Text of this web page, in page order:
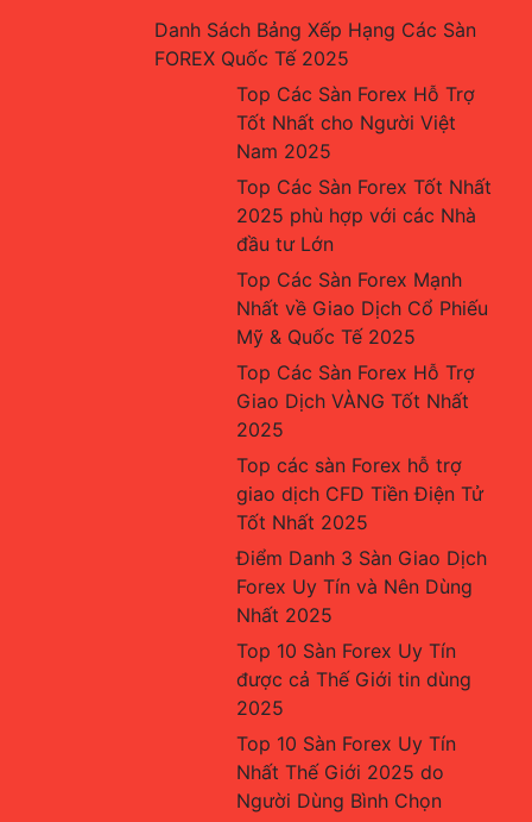
Danh Sách Bảng Xếp Hạng Các Sàn
FOREX Quốc Tế 2025
Top Các Sàn Forex Hỗ Trợ
Tốt Nhất cho Người Việt
Nam 2025
Top Các Sàn Forex Tốt Nhất
2025 phù hợp với các Nhà
đầu tư Lớn
Top Các Sàn Forex Mạnh
Nhất về Giao Dịch Cổ Phiếu
Mỹ & Quốc Tế 2025
Top Các Sàn Forex Hỗ Trợ
Giao Dịch VÀNG Tốt Nhất
2025
Top các sàn Forex hỗ trợ
giao dịch CFD Tiền Điện Tử
Tốt Nhất 2025
Điểm Danh 3 Sàn Giao Dịch
Forex Uy Tín và Nên Dùng
Nhất 2025
Top 10 Sàn Forex Uy Tín
được cả Thế Giới tin dùng
2025
Top 10 Sàn Forex Uy Tín
Nhất Thế Giới 2025 do
Người Dùng Bình Chọn